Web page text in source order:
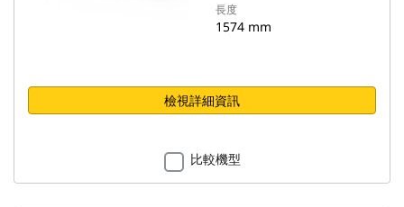
長度
1574 mm
檢視詳細資訊
比較機型